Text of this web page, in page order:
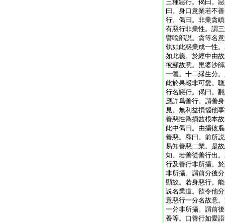
三種惡行。偈曰。
曰。身口意業若不
行。偈曰。非業貪
有惡行非業性。謂
譬喩部説。貪等名
執如此惑業成一性
如此義。於經中由
彼顯故意。毘婆沙
一體。十二縁生分
此於果報非可愛。
行名惡行。偈曰。
應許爲善行。謂善
見。無利益損惱他
善惡性爲損益根本
此中偈曰。由攝彼
善惡。釋曰。前所
易知善惡二業。是
知。若善從善行出
行及善行非所攝。
非所攝。謂前分後
顯故。若身惡行。
説名業道。欲令他
意惡行一分名故意
一分非所攝。謂前
養等。口善行如愛